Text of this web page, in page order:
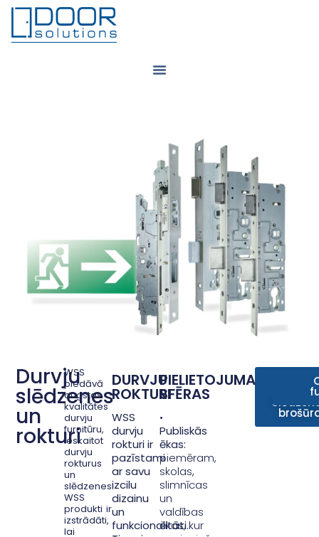
Durvju
slēdzenes
un
rokturi
WSS
piedāvā
augstas
kvalitātes
durvju
furnitūru,
ieskaitot
durvju
rokturus
un
slēdzenes.
WSS
produkti ir
izstrādāti,
lai
DURVJU
ROKTURI
WSS
durvju
rokturi ir
pazīstami
ar savu
izcilu
dizainu
un
funkcionalitāti.
PIELIETOJUMA
SFĒRAS
•
Publiskās
ēkas:
piemēram,
skolas,
slimnīcas
un
valdības
ēkas, kur
WSS
sērijas